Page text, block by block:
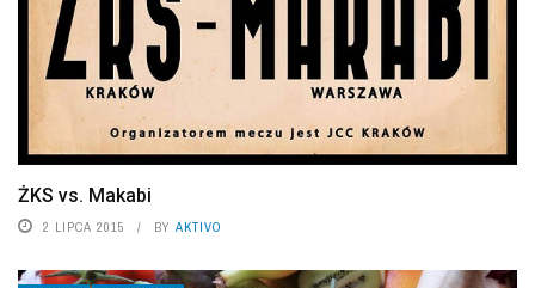
ŻKS vs. Makabi
2 LIPCA 2015 BY AKTIVO